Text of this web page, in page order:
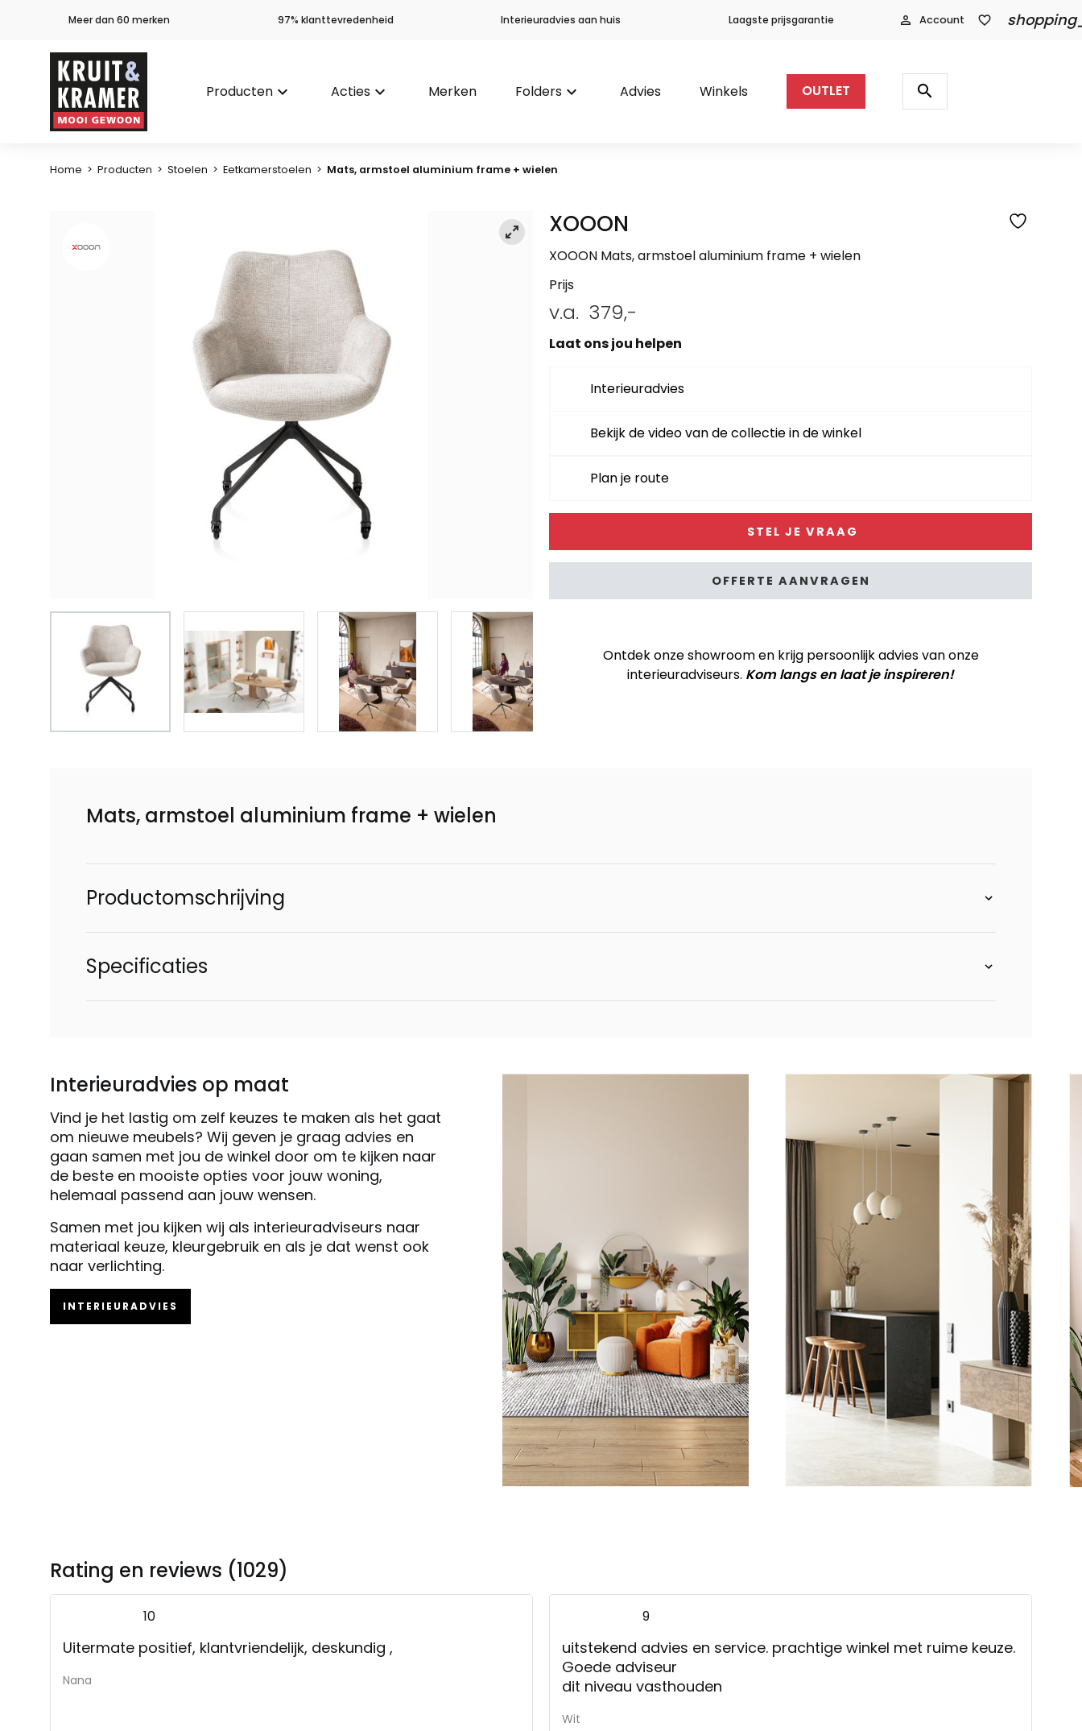
Meer dan 60 merken 97% klanttevredenheid Interieuradvies aan huis Laagste prijsgarantie person_outline Account favorite_border
Producten keyboard_arrow_down Acties keyboard_arrow_down Merken Folders keyboard_arrow_down Advies Winkels OUTLET
Producten
zoeken
search
Home > Producten > Stoelen > Eetkamerstoelen > Mats, armstoel aluminium frame + wielen
XOOON
XOOON Mats, armstoel aluminium frame + wielen
Prijs
v.a. 379,-
Laat ons jou helpen
Interieuradvies
Bekijk de video van de collectie in de winkel
Plan je route
STEL JE VRAAG
OFFERTE AANVRAGEN
Ontdek onze showroom en krijg persoonlijk advies van onze
interieuradviseurs. Kom langs en laat je inspireren!
Mats, armstoel aluminium frame + wielen
Productomschrijving
Specificaties
Interieuradvies op maat
Vind je het lastig om zelf keuzes te maken als het gaat
om nieuwe meubels? Wij geven je graag advies en
gaan samen met jou de winkel door om te kijken naar
de beste en mooiste opties voor jouw woning,
helemaal passend aan jouw wensen.
Samen met jou kijken wij als interieuradviseurs naar
materiaal keuze, kleurgebruik en als je dat wenst ook
naar verlichting.
INTERIEURADVIES
Rating en reviews (1029)
10
Uitermate positief, klantvriendelijk, deskundig ,
Nana
9
uitstekend advies en service. prachtige winkel met ruime keuze.
Goede adviseur
dit niveau vasthouden
Wit